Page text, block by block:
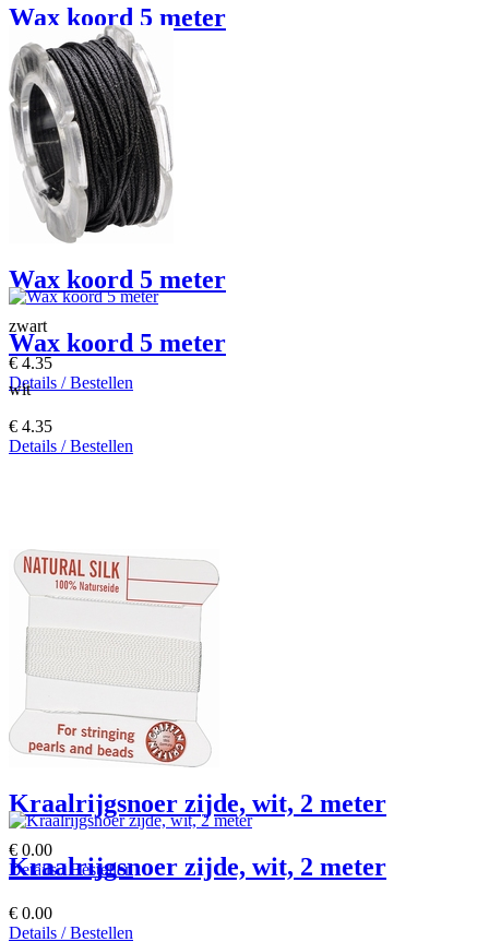
Wax koord 5 meter
bruin
€ 4.35
Details / Bestellen
Wax koord 5 meter
zwart
€ 4.35
Details / Bestellen
Wax koord 5 meter
wit
€ 4.35
Details / Bestellen
Kraalrijgsnoer zijde, wit, 2 meter
€ 0.00
Details / Bestellen
Kraalrijgsnoer zijde, wit, 2 meter
€ 0.00
Details / Bestellen